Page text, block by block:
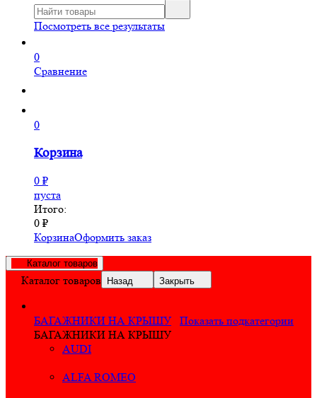
Посмотреть все результаты
0
Сравнение
0
Корзина
0 ₽
пуста
Итого:
0 ₽
КорзинаОформить заказ
Каталог товаров
Каталог товаров Назад Закрыть
БАГАЖНИКИ НА КРЫШУ
Показать подкатегории
БАГАЖНИКИ НА КРЫШУ
AUDI
ALFA ROMEO